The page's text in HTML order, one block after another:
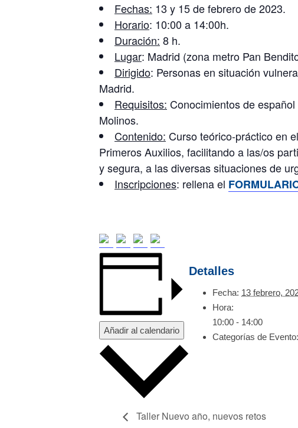
Fechas: 13 y 15 de febrero de 2023.
Horario: 10:00 a 14:00h.
Duración: 8 h.
Lugar: Madrid (zona metro Pan
Dirigido: Personas en situación
Madrid.
Requisitos: Conocimientos de
Molinos.
Contenido: Curso teórico-práctico en
Primeros Auxilios, facilitando a las/os
y segura, a las diversas situaciones de
Inscripciones: rellena el
Añadir al calendario
Detalles
Fecha: 13 febrero,
Hora:
10:00 - 14:00
Categorías de Evento:
Taller Nuevo año, nuevos retos